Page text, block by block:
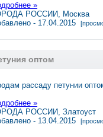
»
РОССИИ, Москва
- 17.04.2015
оптом
рассаду петунии
»
РОССИИ, Златоуст
- 13.04.2015